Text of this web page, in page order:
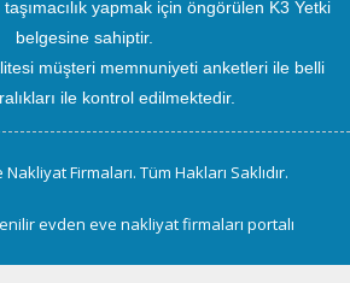
yapmak için öngörülen K3 Yetki
belgesine sahiptir.
müşteri memnuniyeti anketleri ile belli
ile kontrol edilmektedir.
Firmaları. Tüm Hakları Saklıdır.
evden eve nakliyat firmaları portalı